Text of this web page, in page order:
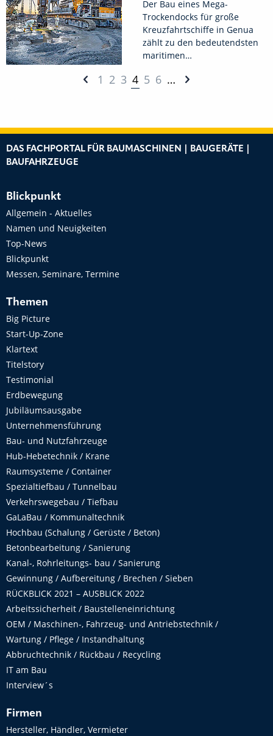
Der Bau eines Mega-
Trockendocks für große
Kreuzfahrtschiffe in Genua
zählt zu den bedeutendsten
maritimen…
1 2 3 4 5 6 …
DAS FACHPORTAL FÜR BAUMASCHINEN | BAUGERÄTE |
BAUFAHRZEUGE
Blickpunkt
Allgemein - Aktuelles
Namen und Neuigkeiten
Top-News
Blickpunkt
Messen, Seminare, Termine
Themen
Big Picture
Start-Up-Zone
Klartext
Titelstory
Testimonial
Erdbewegung
Jubiläumsausgabe
Unternehmensführung
Bau- und Nutzfahrzeuge
Hub-Hebetechnik / Krane
Raumsysteme / Container
Spezialtiefbau / Tunnelbau
Verkehrswegebau / Tiefbau
GaLaBau / Kommunaltechnik
Hochbau (Schalung / Gerüste / Beton)
Betonbearbeitung / Sanierung
Kanal-, Rohrleitungs- bau / Sanierung
Gewinnung / Aufbereitung / Brechen / Sieben
RÜCKBLICK 2021 – AUSBLICK 2022
Arbeitssicherheit / Baustelleneinrichtung
OEM / Maschinen-, Fahrzeug- und Antriebstechnik /
Wartung / Pflege / Instandhaltung
Abbruchtechnik / Rückbau / Recycling
IT am Bau
Interview´s
Firmen
Hersteller, Händler, Vermieter